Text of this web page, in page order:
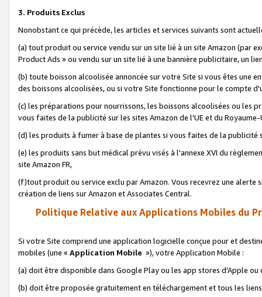
3. Produits Exclus
Nonobstant ce qui précède, les articles et services suivants sont
(a) tout produit ou service vendu sur un site lié à un site Amazon (par
Product Ads » ou vendu sur un site lié à une bannière publicitaire, un
(b) toute boisson alcoolisée annoncée sur votre Site si vous êtes une
des boissons alcoolisées, ou si votre Site fonctionne pour le compte
(c) les préparations pour nourrissons, les boissons alcoolisées ou les
vous faites de la publicité sur les sites Amazon de l'UE et du Royaume-
(d) les produits à fumer à base de plantes si vous faites de la publicité
(e) les produits sans but médical prévu visés à l'annexe XVI du
site Amazon FR,
(f)tout produit ou service exclu par Amazon. Vous recevrez une alerte
création de liens sur Amazon et Associates Central.
Politique Relative aux Applications Mobiles du
Si votre Site comprend une application logicielle conçue pour et
mobiles (une « Application Mobile »), votre Application Mobile :
(a) doit être disponible dans Google Play ou les app stores d'Apple ou
(b) doit être proposée gratuitement en téléchargement et tous les